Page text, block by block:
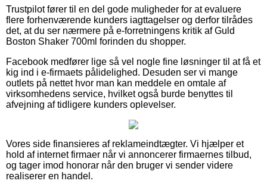
Trustpilot fører til en del gode muligheder for at evaluere
flere forhenværende kunders iagttagelser og derfor tilrådes
det, at du ser nærmere på e-forretningens kritik af Guld
Boston Shaker 700ml forinden du shopper.
Facebook medfører lige så vel nogle fine løsninger til at få et
kig ind i e-firmaets pålidelighed. Desuden ser vi mange
outlets på nettet hvor man kan meddele en omtale af
virksomhedens service, hvilket også burde benyttes til
afvejning af tidligere kunders oplevelser.
Vores side finansieres af reklameindtægter. Vi hjælper et
hold af internet firmaer når vi annoncerer firmaernes tilbud,
og tager imod honorar når den bruger vi sender videre
realiserer en handel.